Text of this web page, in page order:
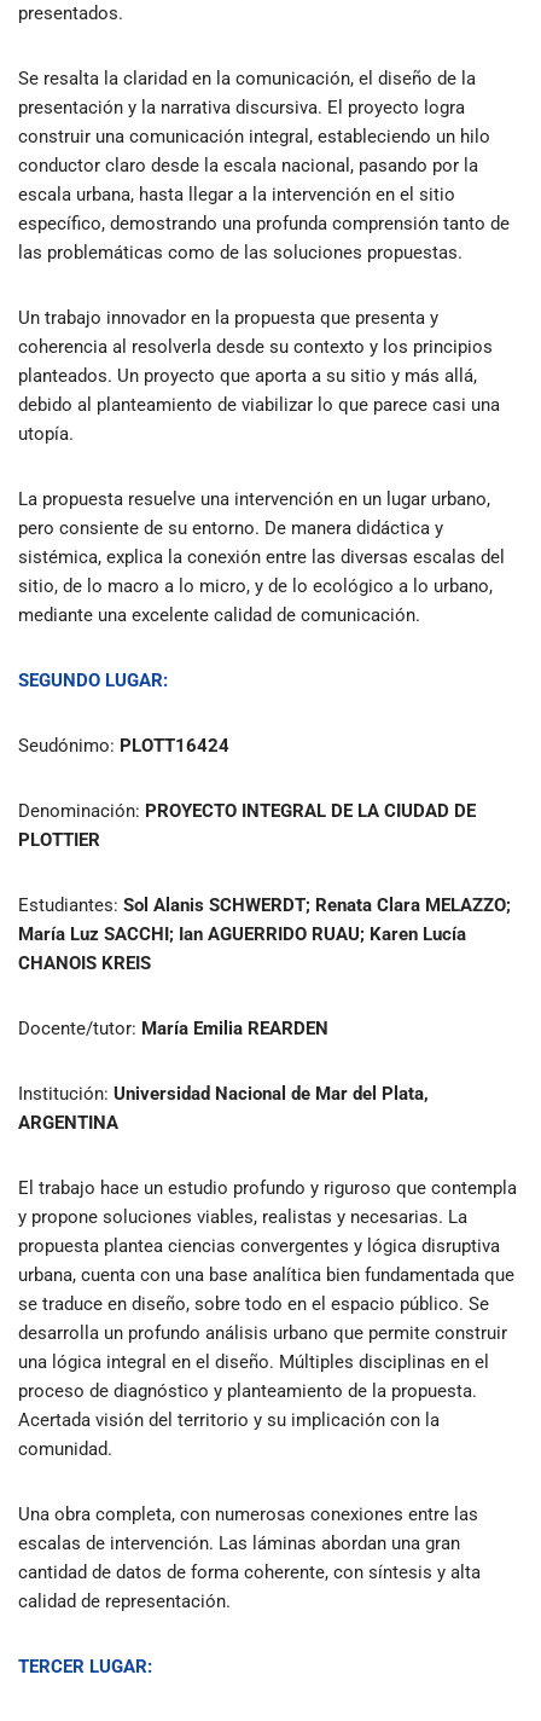
presentados.
Se resalta la claridad en la comunicación, el diseño de la
presentación y la narrativa discursiva. El proyecto logra
construir una comunicación integral, estableciendo un hilo
conductor claro desde la escala nacional, pasando por la
escala urbana, hasta llegar a la intervención en el sitio
específico, demostrando una profunda comprensión tanto de
las problemáticas como de las soluciones propuestas.
Un trabajo innovador en la propuesta que presenta y
coherencia al resolverla desde su contexto y los principios
planteados. Un proyecto que aporta a su sitio y más allá,
debido al planteamiento de viabilizar lo que parece casi una
utopía.
La propuesta resuelve una intervención en un lugar urbano,
pero consiente de su entorno. De manera didáctica y
sistémica, explica la conexión entre las diversas escalas del
sitio, de lo macro a lo micro, y de lo ecológico a lo urbano,
mediante una excelente calidad de comunicación.
SEGUNDO LUGAR:
Seudónimo: PLOTT16424
Denominación: PROYECTO INTEGRAL DE LA CIUDAD DE
PLOTTIER
Estudiantes: Sol Alanis SCHWERDT; Renata Clara MELAZZO;
María Luz SACCHI; Ian AGUERRIDO RUAU; Karen Lucía
CHANOIS KREIS
Docente/tutor: María Emilia REARDEN
Institución: Universidad Nacional de Mar del Plata,
ARGENTINA
El trabajo hace un estudio profundo y riguroso que contempla
y propone soluciones viables, realistas y necesarias. La
propuesta plantea ciencias convergentes y lógica disruptiva
urbana, cuenta con una base analítica bien fundamentada que
se traduce en diseño, sobre todo en el espacio público. Se
desarrolla un profundo análisis urbano que permite construir
una lógica integral en el diseño. Múltiples disciplinas en el
proceso de diagnóstico y planteamiento de la propuesta.
Acertada visión del territorio y su implicación con la
comunidad.
Una obra completa, con numerosas conexiones entre las
escalas de intervención. Las láminas abordan una gran
cantidad de datos de forma coherente, con síntesis y alta
calidad de representación.
TERCER LUGAR: